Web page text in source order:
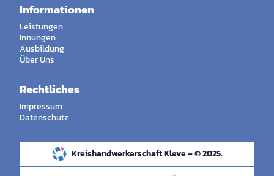
Informationen
Leistungen
Innungen
Ausbildung
Über Uns
Rechtliches
Impressum
Datenschutz
Kreishandwerkerschaft Kleve – © 2025.